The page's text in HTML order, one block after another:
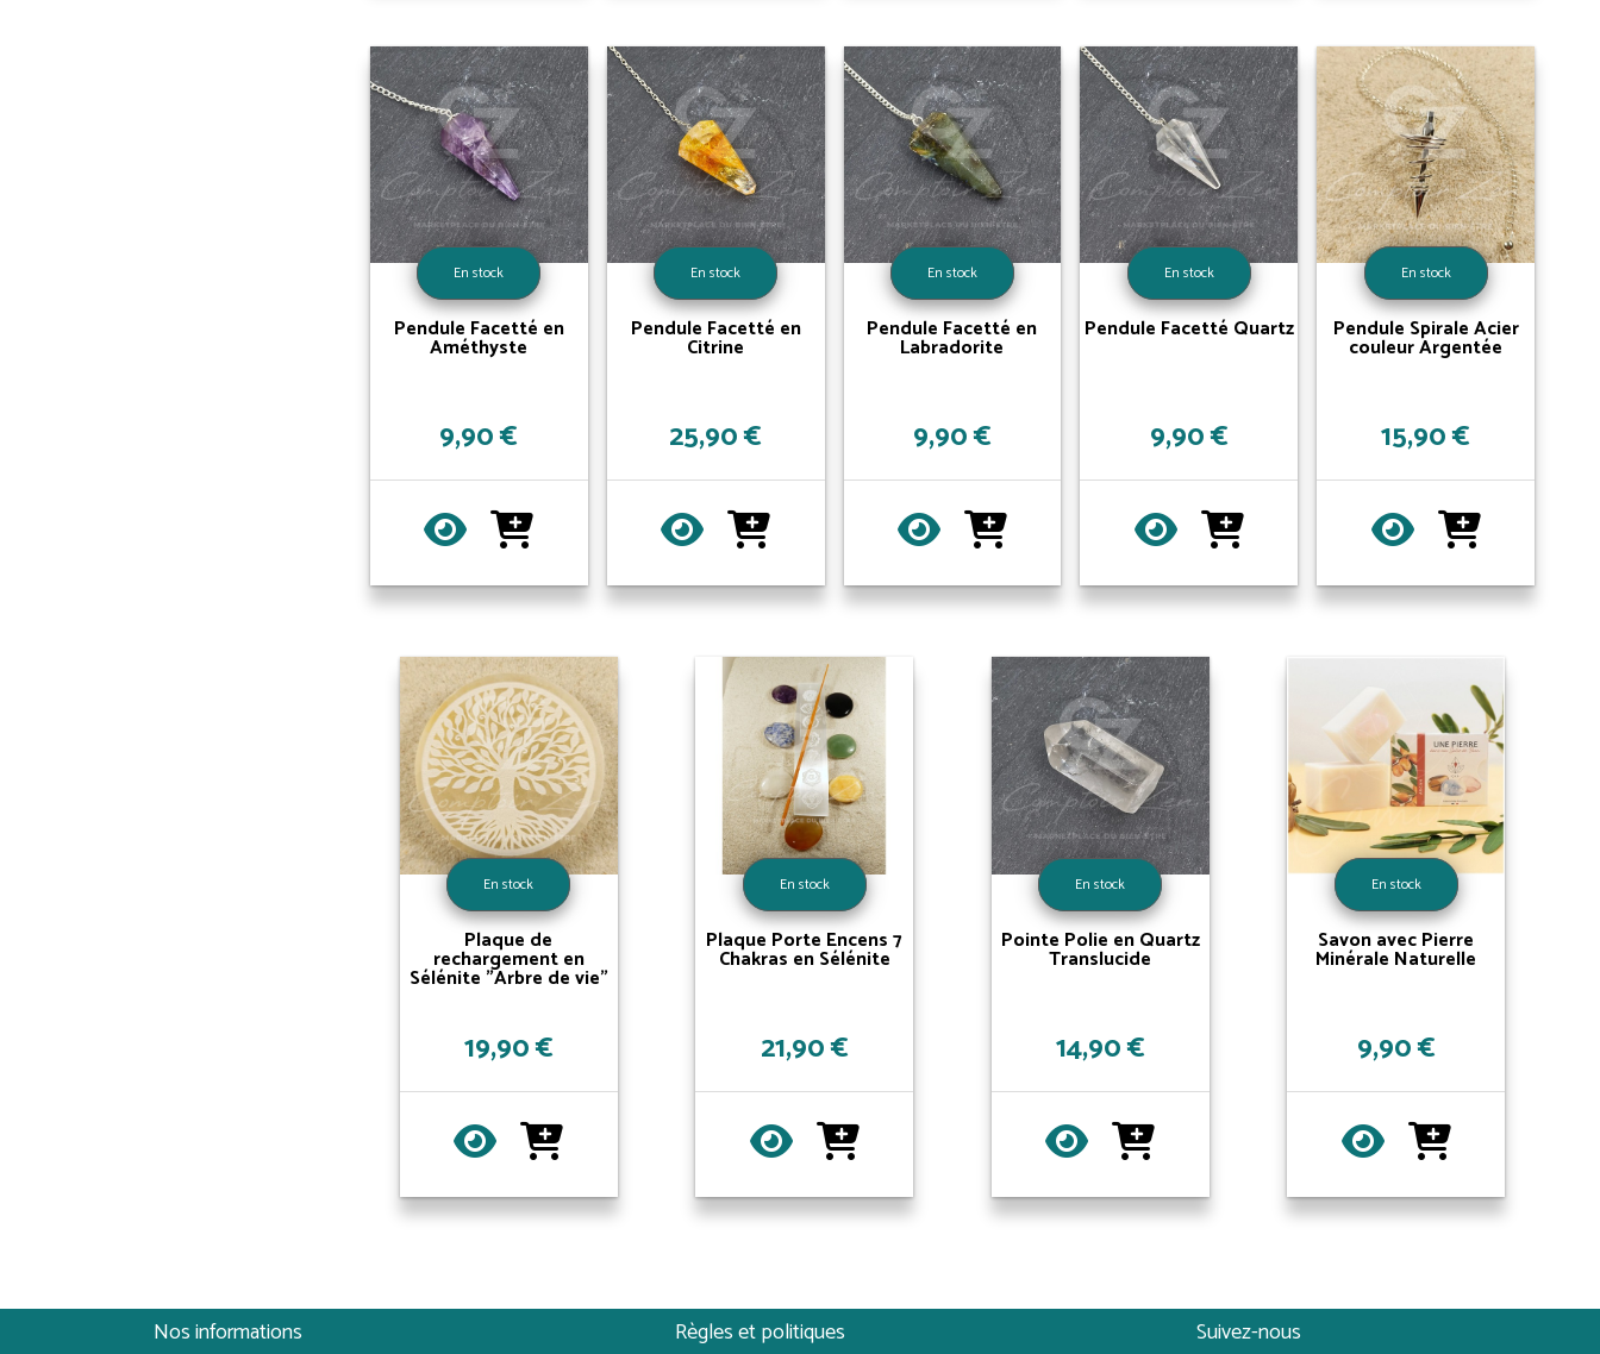
En stock
Pendule Facetté en
Améthyste
9,90 €
En stock
Pendule Facetté en
Citrine
25,90 €
En stock
Pendule Facetté en
Labradorite
9,90 €
En stock
Pendule Facetté Quartz
9,90 €
En stock
Pendule Spirale Acier
couleur Argentée
15,90 €
En stock
Plaque de
rechargement en
Sélénite "Arbre de vie"
19,90 €
En stock
Plaque Porte Encens 7
Chakras en Sélénite
21,90 €
En stock
Pointe Polie en Quartz
Translucide
14,90 €
En stock
Savon avec Pierre
Minérale Naturelle
9,90 €
Nos informations Règles et politiques Suivez-nous